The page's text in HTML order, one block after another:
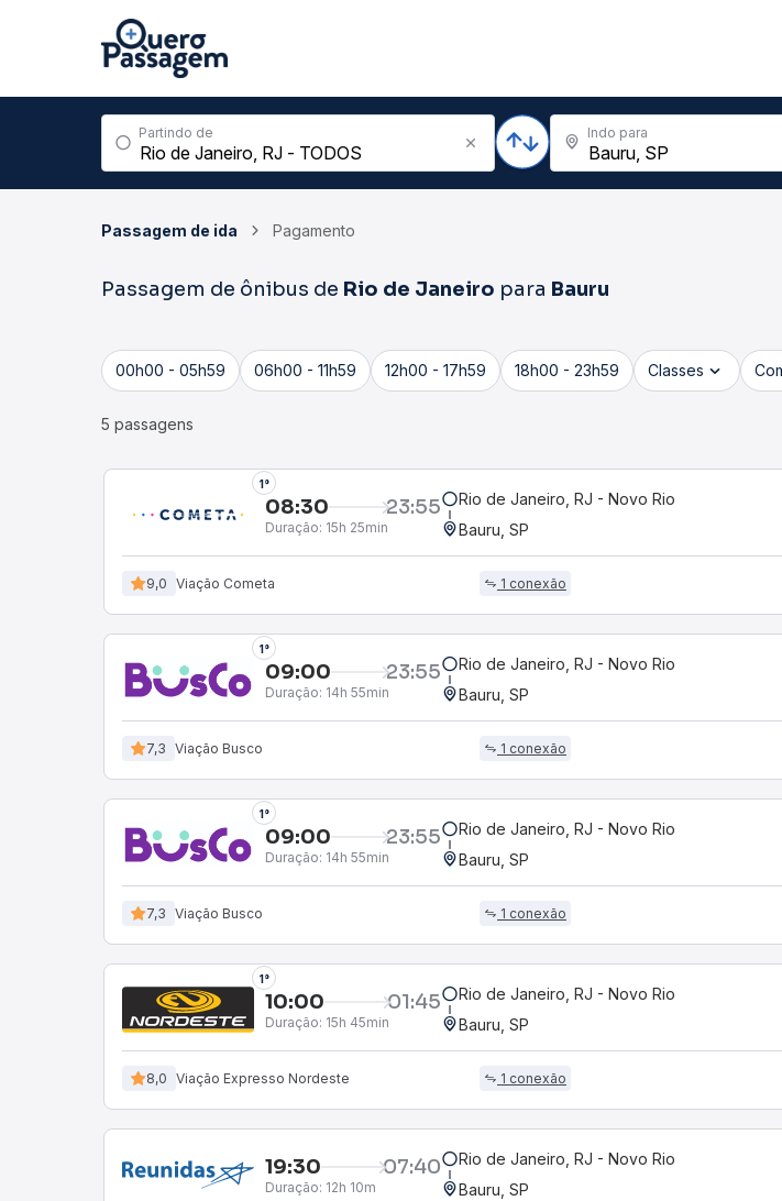
Partindo de Indo para
Passagem de ida Pagamento
Passagem de ônibus de Rio de Janeiro para Bauru
00h00 - 05h59 06h00 - 11h59 12h00 - 17h59 18h00 - 23h59 Classes
5 passagens
1°
08:30 23:55
Duração: 15h 25min
Rio de Janeiro, RJ - Novo Rio
Bauru, SP
9,0 Viação Cometa 1 conexão
1°
09:00 23:55
Duração: 14h 55min
Rio de Janeiro, RJ - Novo Rio
Bauru, SP
7,3 Viação Busco 1 conexão
1°
09:00 23:55
Duração: 14h 55min
Rio de Janeiro, RJ - Novo Rio
Bauru, SP
7,3 Viação Busco 1 conexão
1°
10:00 01:45
Duração: 15h 45min
Rio de Janeiro, RJ - Novo Rio
Bauru, SP
8,0 Viação Expresso Nordeste 1 conexão
19:30 07:40
Duração: 12h 10m
Rio de Janeiro, RJ - Novo Rio
Bauru, SP